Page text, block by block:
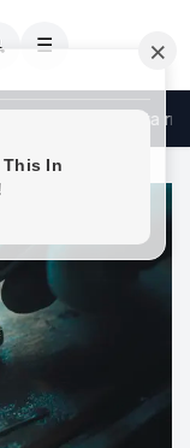
☰
se do ta